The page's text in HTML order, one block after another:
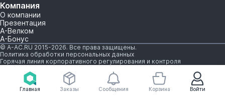
Главная Войти
Заказы Сообщения Корзина
Компания
О компании
Презентация
А-Велком
А-Бонус
© A-AC.RU 2015-2026. Все права защищены.
Политика обработки персональных данных
Горячая линия корпоративного регулирования и контроля